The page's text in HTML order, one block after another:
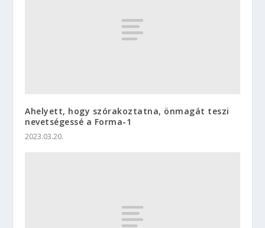
Ahelyett, hogy szórakoztatna, önmagát teszi
nevetségessé a Forma-1
2023.03.20.